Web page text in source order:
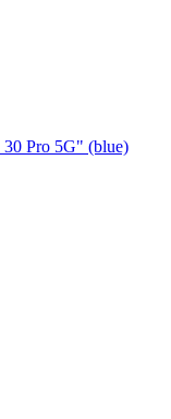
Pro 5G" (blue)